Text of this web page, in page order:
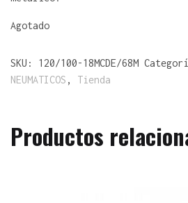
Agotado
SKU: 120/100-18MCDE/68M
NEUMATICOS , Tienda
Productos